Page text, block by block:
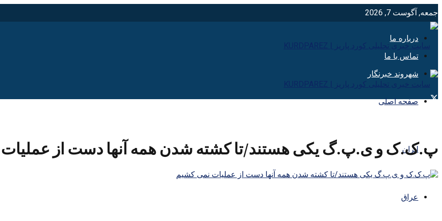
جمعه, آگوست 7, 2026
درباره ما
تماس با ما
شهروند خبرنگار
صفحه اصلی
ایران
عراق
پ.ک.ک و ی.پ.گ یکی هستند/تا کشته شدن همه آنها دست از